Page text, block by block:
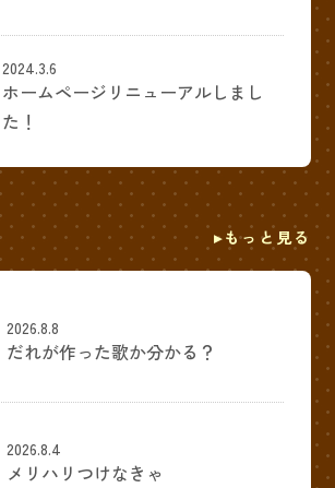
2024.3.6
ホームページリニューアルしまし
た！
もっと見る
2026.8.8
だれが作った歌か分かる？
2026.8.4
メリハリつけなきゃ